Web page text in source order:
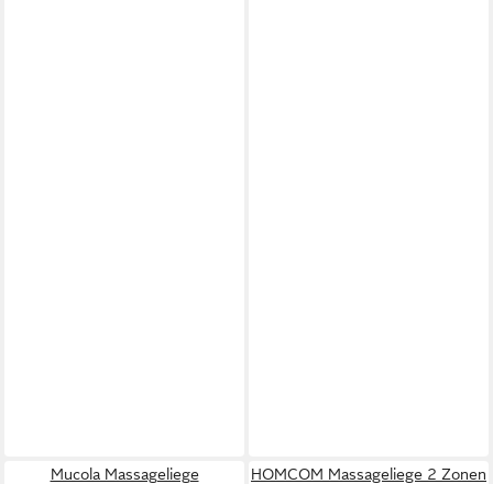
Mucola Massageliege
HOMCOM Massageliege 2 Zonen